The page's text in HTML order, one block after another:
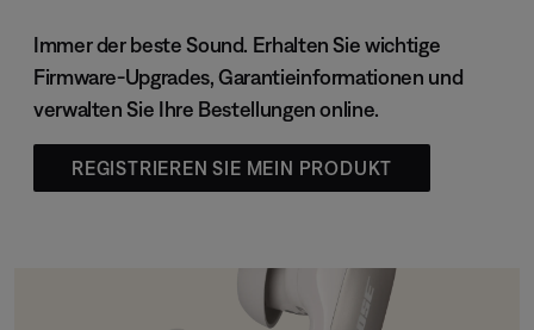
Immer der beste Sound. Erhalten Sie wichtige
Firmware-Upgrades, Garantieinformationen und
verwalten Sie Ihre Bestellungen online.
REGISTRIEREN SIE MEIN PRODUKT